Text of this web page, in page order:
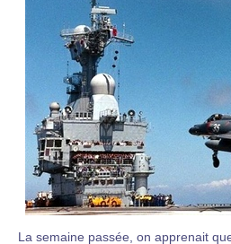
La semaine passée, on apprenait